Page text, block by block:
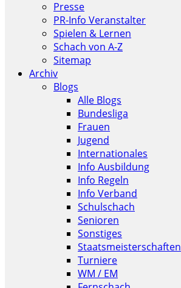
Presse
PR-Info Veranstalter
Spielen & Lernen
Schach von A-Z
Sitemap
Archiv
Blogs
Alle Blogs
Bundesliga
Frauen
Jugend
Internationales
Info Ausbildung
Info Regeln
Info Verband
Schulschach
Senioren
Sonstiges
Staatsmeisterschaften
Turniere
WM / EM